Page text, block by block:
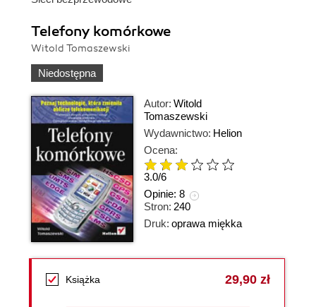
Telefony komórkowe
Witold Tomaszewski
Niedostępna
Autor: Witold
Tomaszewski
Wydawnictwo: Helion
Ocena:
3.0/6
Opinie: 8
Stron: 240
Druk: oprawa miękka
Książka 29,90 zł